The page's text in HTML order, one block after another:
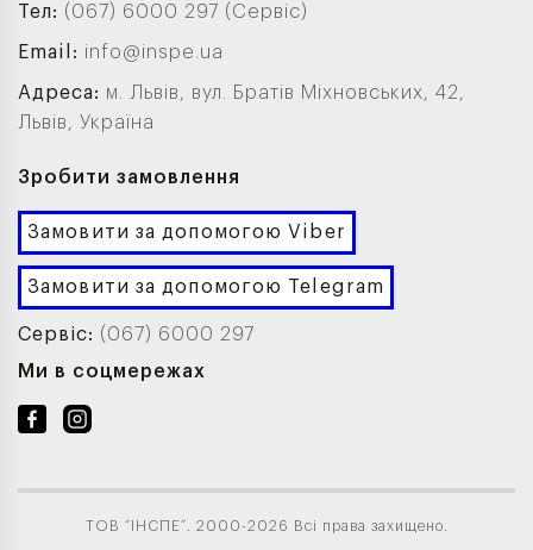
Тел: (067) 6000 297 (Сервіс)
Email: info@inspe.ua
Адреса: м. Львів, вул. Братів Міхновських, 42,
Львів, Україна
Зробити замовлення
Замовити за допомогою Viber
Замовити за допомогою Telegram
Сервіс: (067) 6000 297
Ми в соцмережах
ТОВ “ІНСПЕ”. 2000-2026 Всі права захищено.